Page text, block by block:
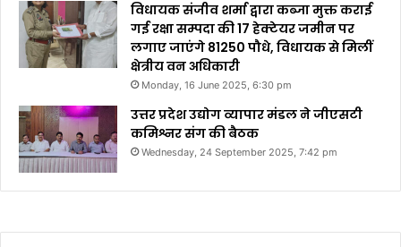
विधायक संजीव शर्मा द्वारा कब्जा मुक्त कराई
गई रक्षा सम्पदा की 17 हेक्टेयर जमीन पर
लगाए जाएंगे 81250 पौधे, विधायक से मिलीं
क्षेत्रीय वन अधिकारी
Monday, 16 June 2025, 6:30 pm
उत्तर प्रदेश उद्योग व्यापार मंडल ने जीएसटी
कमिश्नर संग की बैठक
Wednesday, 24 September 2025, 7:42 pm